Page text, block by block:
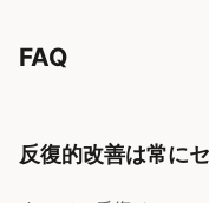
FAQ
反復的改善は常に